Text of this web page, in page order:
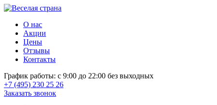
О нас
Акции
Цены
Отзывы
Контакты
График работы: с 9:00 до 22:00 без выходных
+7 (495) 230 25 26
Заказать звонок